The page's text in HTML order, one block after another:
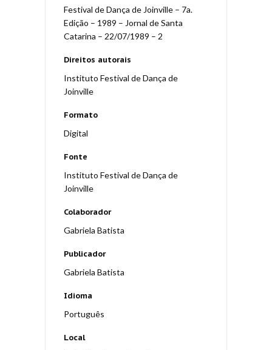
Festival de Dança de Joinville – 7a.
Edição – 1989 – Jornal de Santa
Catarina – 22/07/1989 – 2
Direitos autorais
Instituto Festival de Dança de
Joinville
Formato
Digital
Fonte
Instituto Festival de Dança de
Joinville
Colaborador
Gabriela Batista
Publicador
Gabriela Batista
Idioma
Português
Local